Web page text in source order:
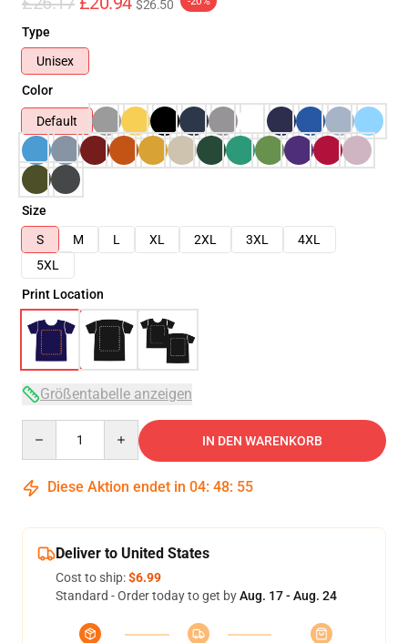
$26.50
Type
Unisex
Color
Default
Size
S
M L XL 2XL 3XL
4XL
5XL
Print Location
Größentabelle anzeigen
IN DEN WARENKORB
Diese Aktion endet in 04: 48: 54
Deliver to United States
Cost to ship:$6.99
Standard - Order today to get byAug. 17 - Aug. 24